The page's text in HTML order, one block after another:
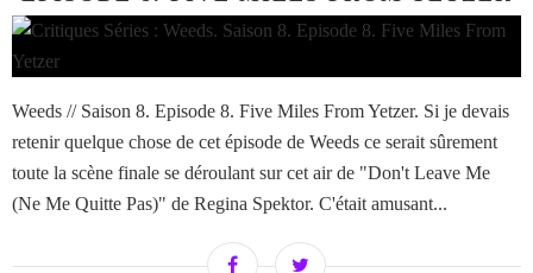
Weeds // Saison 8. Episode 8. Five Miles From Yetzer. Si je devais
retenir quelque chose de cet épisode de Weeds ce serait sûrement
toute la scène finale se déroulant sur cet air de "Don't Leave Me
(Ne Me Quitte Pas)" de Regina Spektor. C'était amusant...